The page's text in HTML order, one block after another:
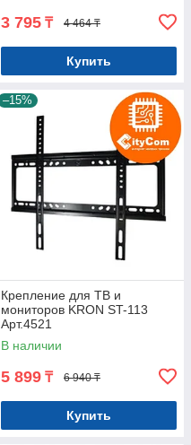
3 795 ₸ 4 464 ₸
Купить
–15%
Крепление для ТВ и
мониторов KRON ST-113
Арт.4521
В наличии
5 899 ₸ 6 940 ₸
Купить